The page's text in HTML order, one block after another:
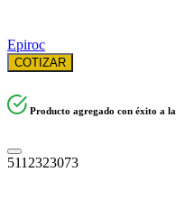
Epiroc
COTIZAR
Producto agregado con éxito a
5112323073